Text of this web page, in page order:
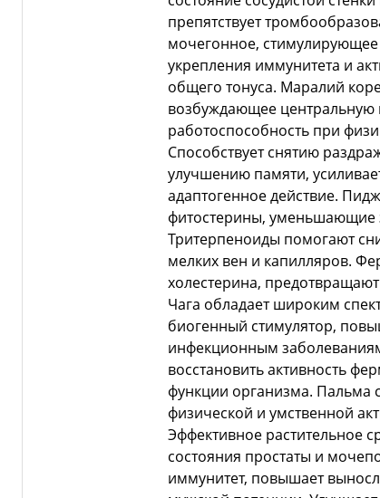
препятствует
мочегонное,
укрепления иммунитета и
общего тонуса. Маралий
возбуждающее
работоспособность при
Способствует снятию
улучшению памяти,
адаптогенное действие.
фитостерины, уменьшающие
Тритерпеноиды помогают
мелких вен и капилляров.
холестерина,
Чага обладает широким
биогенный стимулятор,
инфекционным
восстановить активность
функции организма. Пальма
физической и умственной
Эффективное растительное
состояния простаты и
иммунитет, повышает